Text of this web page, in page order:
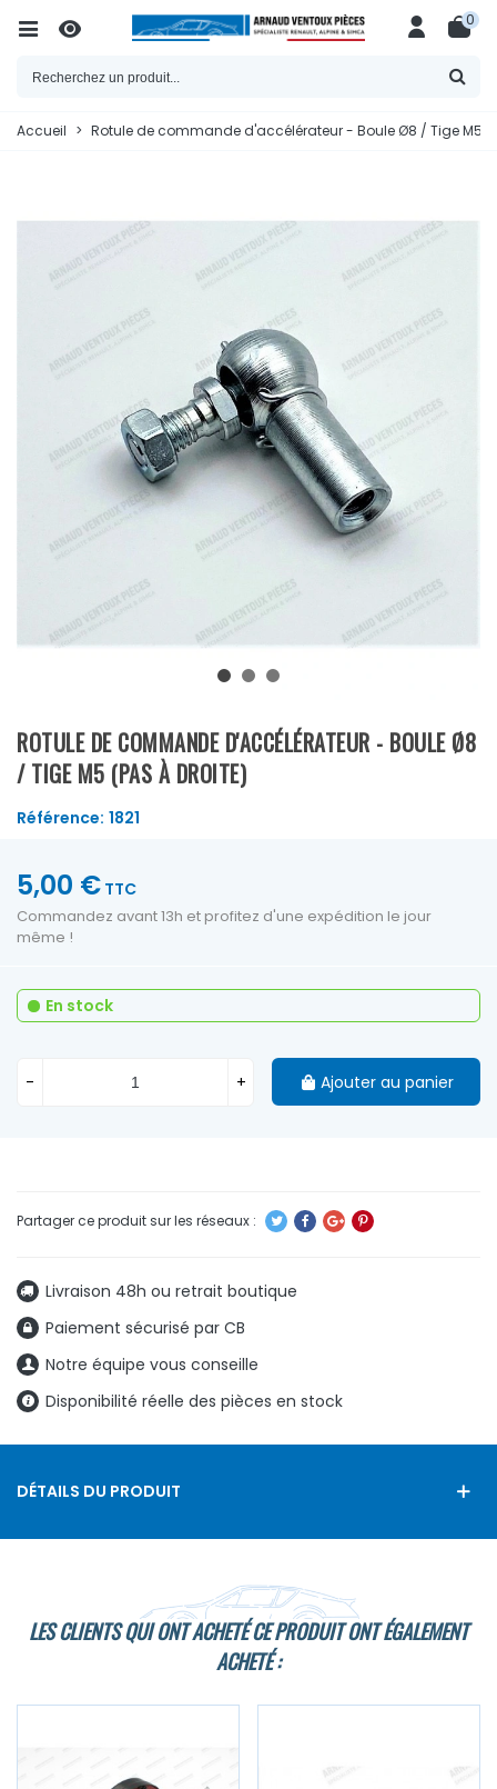
0
Accueil > Rotule de commande d'accélérateur - Boule Ø8 / Tige M5
ROTULE DE COMMANDE D'ACCÉLÉRATEUR - BOULE Ø8
/ TIGE M5 (PAS À DROITE)
Référence: 1821
Livraison 48h ou retrait boutique
Paiement sécurisé par CB
Notre équipe vous conseille
Disponibilité réelle des pièces en stock
5,00 € TTC
Commandez avant 13h et profitez d'une expédition le jour
même !
En stock
- + Ajouter au panier
DÉTAILS DU PRODUIT
LES CLIENTS QUI ONT ACHETÉ CE PRODUIT ONT ÉGALEMENT
ACHETÉ :